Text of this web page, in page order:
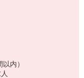
作業を進めることが可
ているため、未経験の
内）